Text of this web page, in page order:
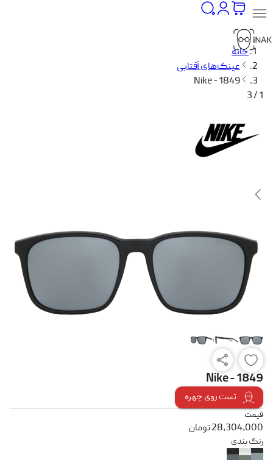
خانه
عینک‌های آفتابی
Nike - 1849
1 / 3
Nike - 1849
تست روی چهره
قیمت
28,304,000تومان
رنگ بندی